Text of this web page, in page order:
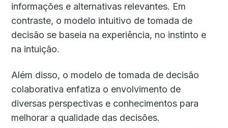
informações e alternativas relevantes. Em
contraste, o modelo intuitivo de tomada de
decisão se baseia na experiência, no instinto e
na intuição.
Além disso, o modelo de tomada de decisão
colaborativa enfatiza o envolvimento de
diversas perspectivas e conhecimentos para
melhorar a qualidade das decisões.